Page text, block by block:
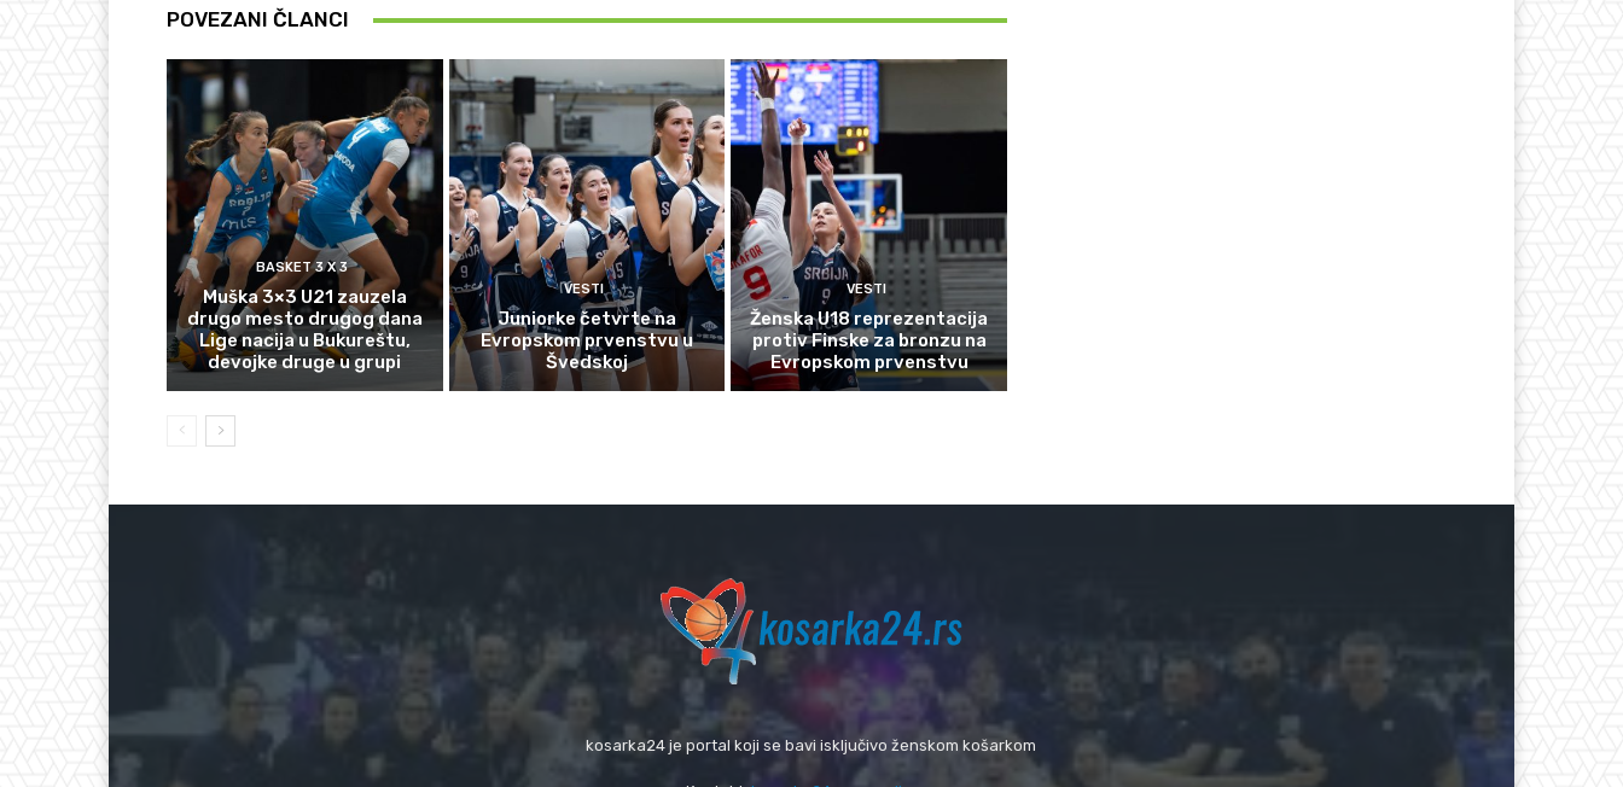
POVEZANI ČLANCI
BASKET 3 X 3
Muška 3×3 U21 zauzela
drugo mesto drugog dana
Lige nacija u Bukureštu,
devojke druge u grupi
VESTI
Juniorke četvrte na
Evropskom prvenstvu u
Švedskoj
VESTI
Ženska U18 reprezentacija
protiv Finske za bronzu na
Evropskom prvenstvu
kosarka24 je portal koji se bavi isključivo ženskom košarkom